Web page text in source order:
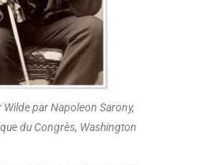
Wilde par Napoleon Sarony,
du Congrès, Washington